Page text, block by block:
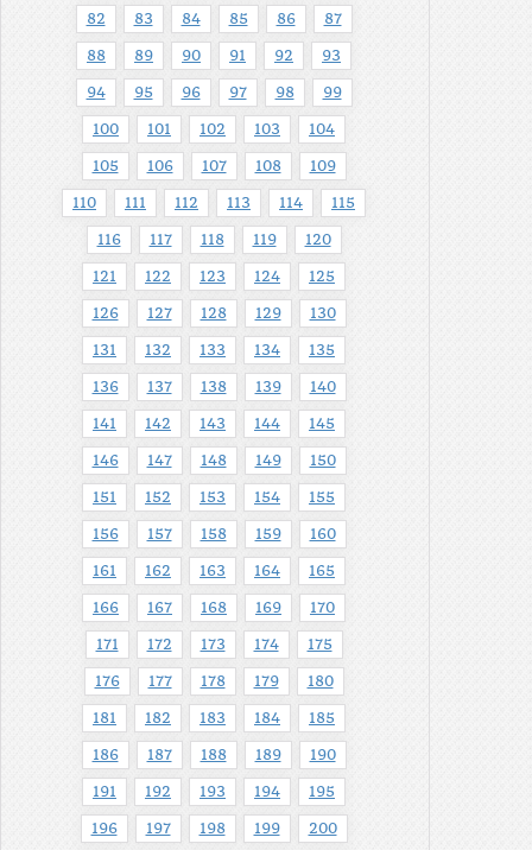
82 83 84 85 86 87
88 89 90 91 92 93
94 95 96 97 98 99
100 101 102 103 104
105 106 107 108 109
110 111 112 113 114 115
116 117 118 119 120
121 122 123 124 125
126 127 128 129 130
131 132 133 134 135
136 137 138 139 140
141 142 143 144 145
146 147 148 149 150
151 152 153 154 155
156 157 158 159 160
161 162 163 164 165
166 167 168 169 170
171 172 173 174 175
176 177 178 179 180
181 182 183 184 185
186 187 188 189 190
191 192 193 194 195
196 197 198 199 200